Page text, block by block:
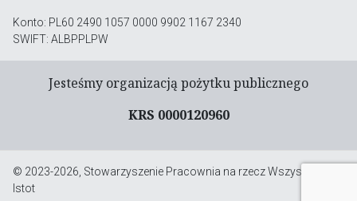
Konto: PL60 2490 1057 0000 9902 1167 2340
SWIFT: ALBPPLPW
Jesteśmy organizacją pożytku publicznego
KRS 0000120960
© 2023-2026, Stowarzyszenie Pracownia na rzecz Wszystkich
Istot